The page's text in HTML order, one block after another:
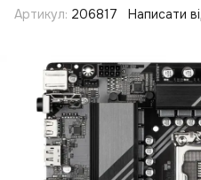
Артикул: 206817 Написати